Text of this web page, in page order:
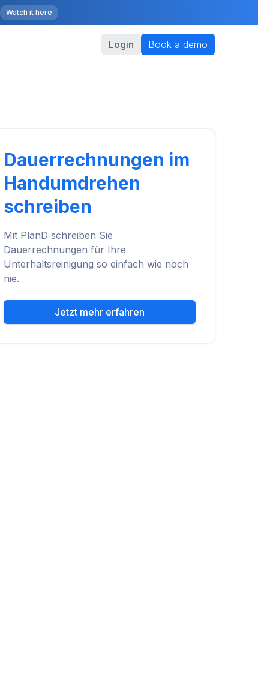
Watch it here
Login Book a demo
Dauerrechnungen im
Handumdrehen
schreiben
Mit PlanD schreiben Sie
Dauerrechnungen für Ihre
Unterhaltsreinigung so einfach wie noch
nie.
Jetzt mehr erfahren